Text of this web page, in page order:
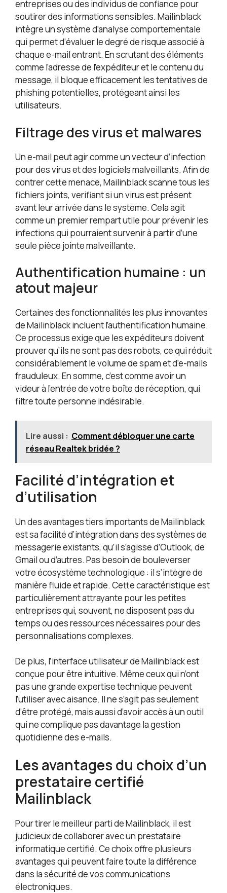
entreprises ou des individus de confiance pour
soutirer des informations sensibles. Mailinblack
intègre un système d’analyse comportementale
qui permet d’évaluer le degré de risque associé à
chaque e-mail entrant. En scrutant des éléments
comme l’adresse de l’expéditeur et le contenu du
message, il bloque efficacement les tentatives de
phishing potentielles, protégeant ainsi les
utilisateurs.
Filtrage des virus et malwares
Un e-mail peut agir comme un vecteur d’infection
pour des virus et des logiciels malveillants. Afin de
contrer cette menace, Mailinblack scanne tous les
fichiers joints, verifiant si un virus est présent
avant leur arrivée dans le système. Cela agit
comme un premier rempart utile pour prévenir les
infections qui pourraient survenir à partir d’une
seule pièce jointe malveillante.
Authentification humaine : un
atout majeur
Certaines des fonctionnalités les plus innovantes
de Mailinblack incluent l’authentification humaine.
Ce processus exige que les expéditeurs doivent
prouver qu’ils ne sont pas des robots, ce qui réduit
considérablement le volume de spam et d’e-mails
frauduleux. En somme, c’est comme avoir un
videur à l’entrée de votre boîte de réception, qui
filtre toute personne indésirable.
Lire aussi : Comment débloquer une carte
réseau Realtek bridée ?
Facilité d’intégration et
d’utilisation
Un des avantages tiers importants de Mailinblack
est sa facilité d’intégration dans des systèmes de
messagerie existants, qu’il s’agisse d’Outlook, de
Gmail ou d’autres. Pas besoin de bouleverser
votre écosystème technologique : il s’intègre de
manière fluide et rapide. Cette caractéristique est
particulièrement attrayante pour les petites
entreprises qui, souvent, ne disposent pas du
temps ou des ressources nécessaires pour des
personnalisations complexes.
De plus, l’interface utilisateur de Mailinblack est
conçue pour être intuitive. Même ceux qui n’ont
pas une grande expertise technique peuvent
l’utiliser avec aisance. Il ne s’agit pas seulement
d’être protégé, mais aussi d’avoir accès à un outil
qui ne complique pas davantage la gestion
quotidienne des e-mails.
Les avantages du choix d’un
prestataire certifié
Mailinblack
Pour tirer le meilleur parti de Mailinblack, il est
judicieux de collaborer avec un prestataire
informatique certifié. Ce choix offre plusieurs
avantages qui peuvent faire toute la différence
dans la sécurité de vos communications
électroniques.